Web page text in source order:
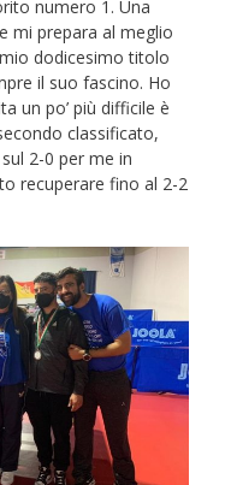
numero 1. Una
mi prepara al meglio
dodicesimo titolo
il suo fascino. Ho
un po’ più difficile è
classificato,
2-0 per me in
recuperare fino al 2-2